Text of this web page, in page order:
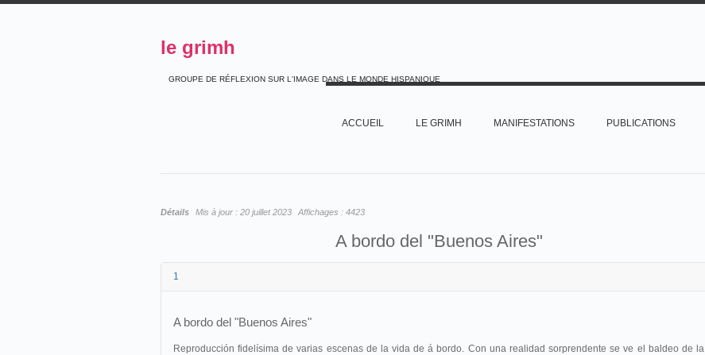
le grimh
GROUPE DE RÉFLEXION SUR L'IMAGE DANS LE MONDE HISPANIQUE
ACCUEIL LE GRIMH MANIFESTATIONS PUBLICATIONS
Détails Mis à jour : 20 juillet 2023 Affichages : 4423
A bordo del "Buenos Aires"
1
A bordo del "Buenos Aires"
Reproducción fidelísima de varias escenas de la vida de á bordo. Con una realidad sorprendente se ve el baldeo de la